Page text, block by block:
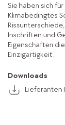
Sie haben sich
Klimabedingtes
Inschriften und
Eigenschaften
Einzigartigkeit.
Downloads
Lieferanten